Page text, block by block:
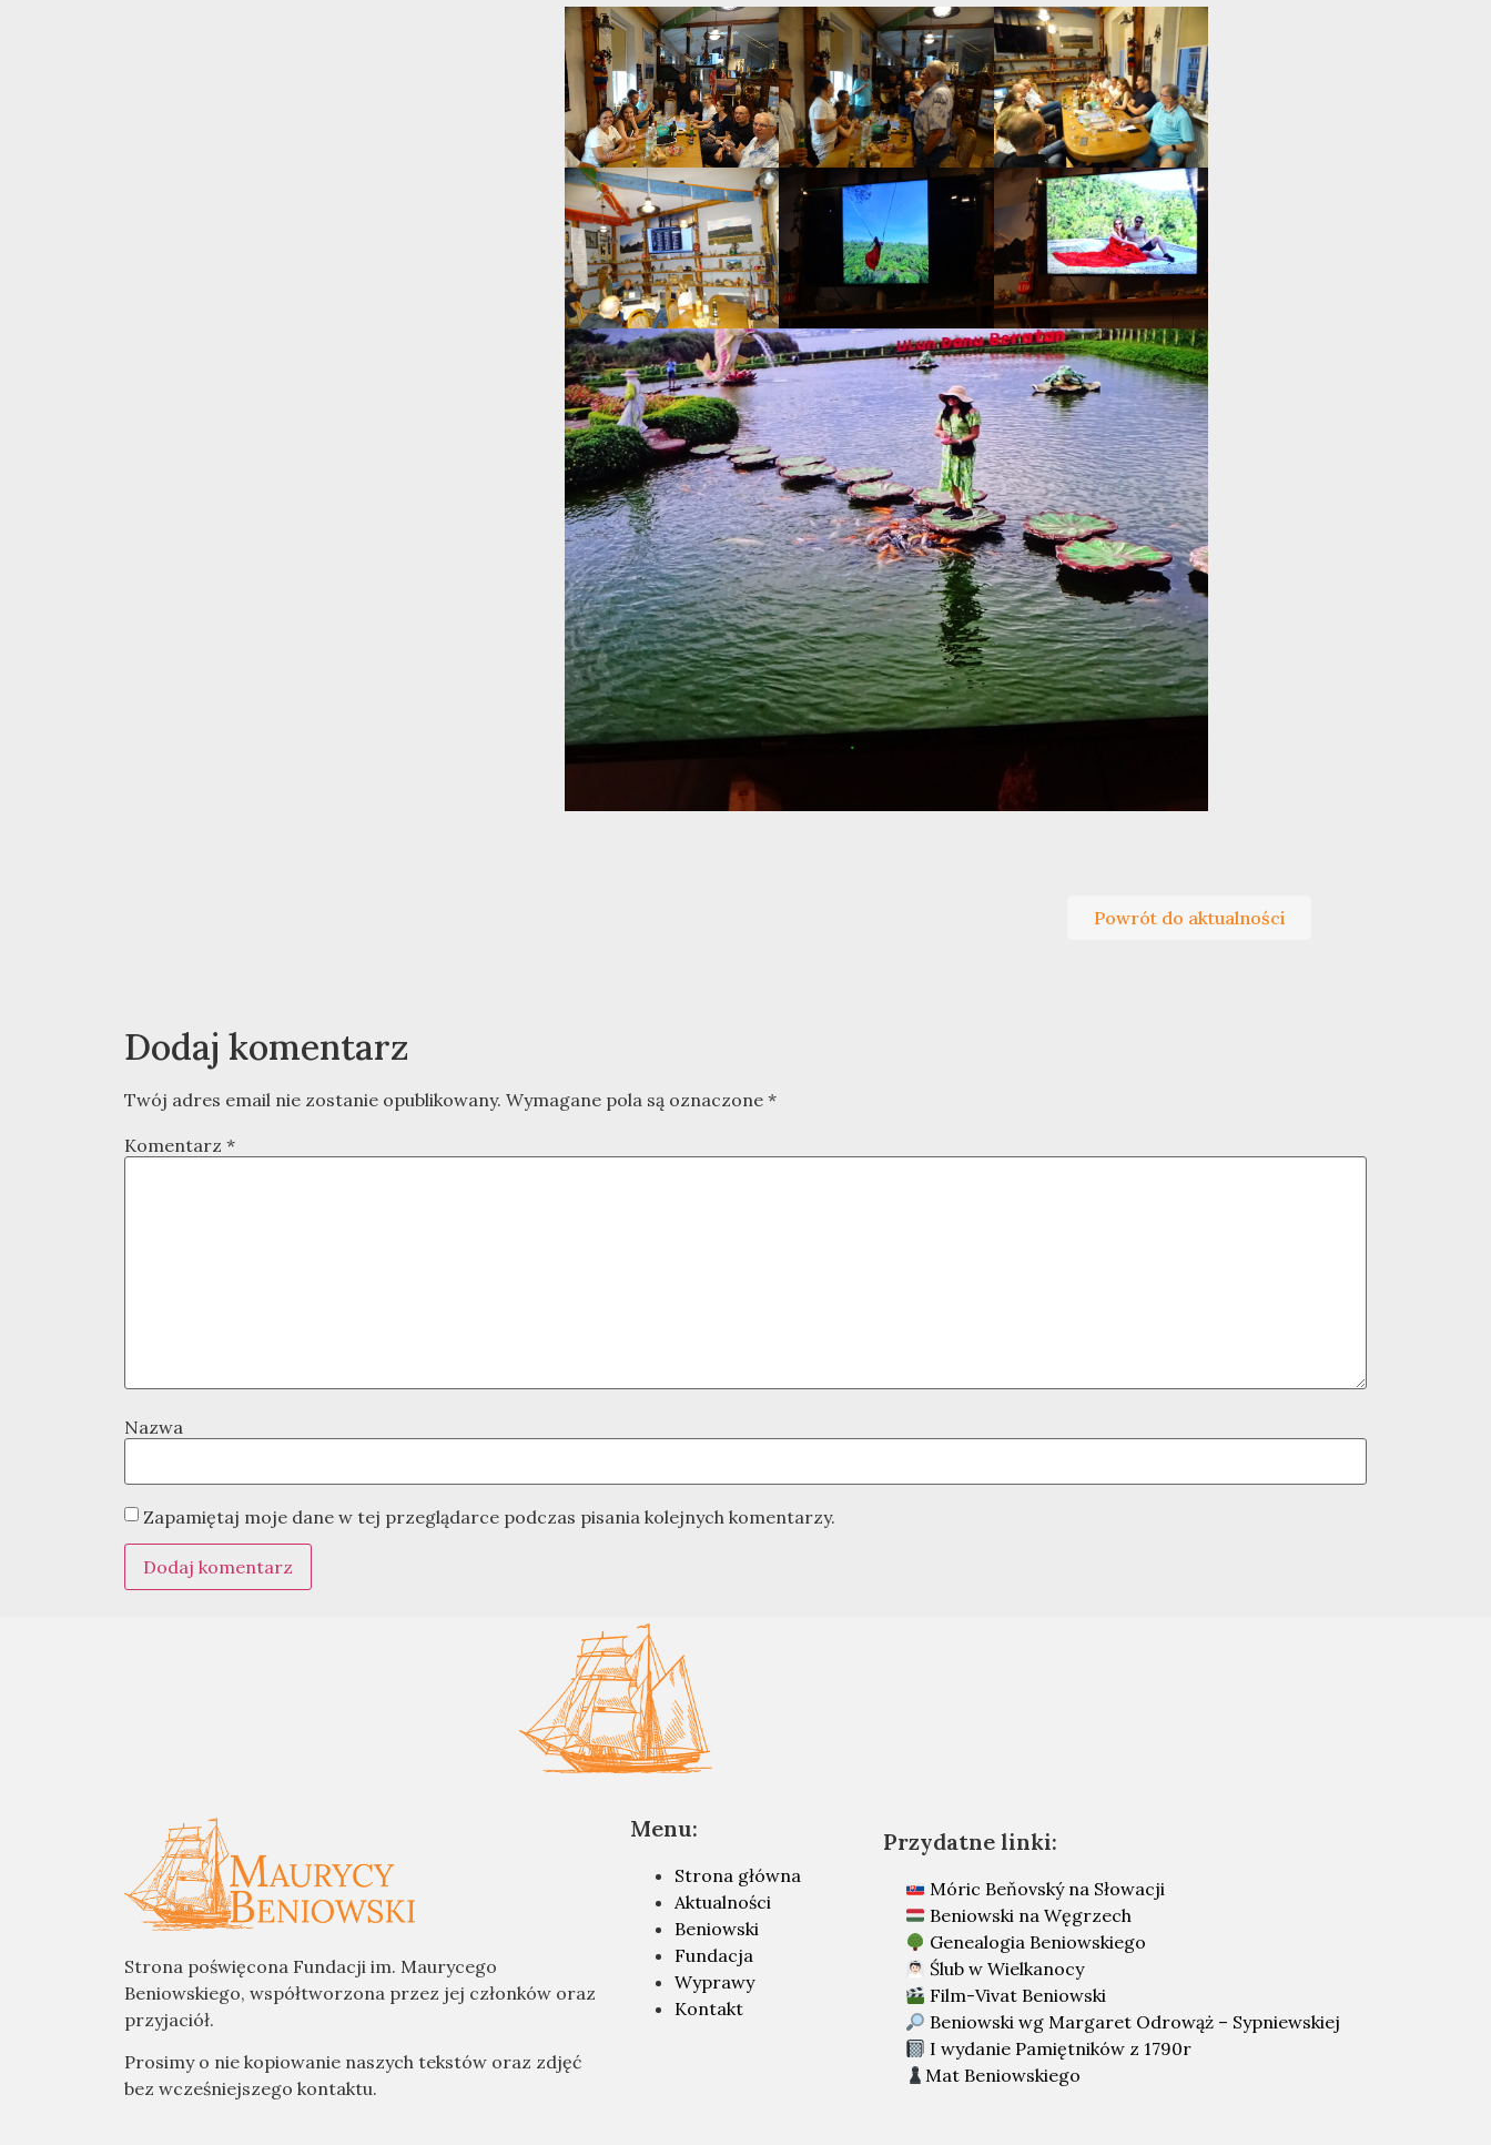
Powrót do aktualności
Dodaj komentarz
Twój adres email nie zostanie opublikowany. Wymagane pola są oznaczone *
Komentarz *
Nazwa
Zapamiętaj moje dane w tej przeglądarce podczas pisania kolejnych komentarzy.
Strona poświęcona Fundacji im. Maurycego
Beniowskiego, współtworzona przez jej członków oraz
przyjaciół.
Prosimy o nie kopiowanie naszych tekstów oraz zdjęć
bez wcześniejszego kontaktu.
Menu:
Strona główna
Aktualności
Beniowski
Fundacja
Wyprawy
Kontakt
Przydatne linki:
Móric Beňovský na Słowacji
Beniowski na Węgrzech
Genealogia Beniowskiego
Ślub w Wielkanocy
Film-Vivat Beniowski
Beniowski wg Margaret Odrowąż – Sypniewskiej
I wydanie Pamiętników z 1790r
Mat Beniowskiego